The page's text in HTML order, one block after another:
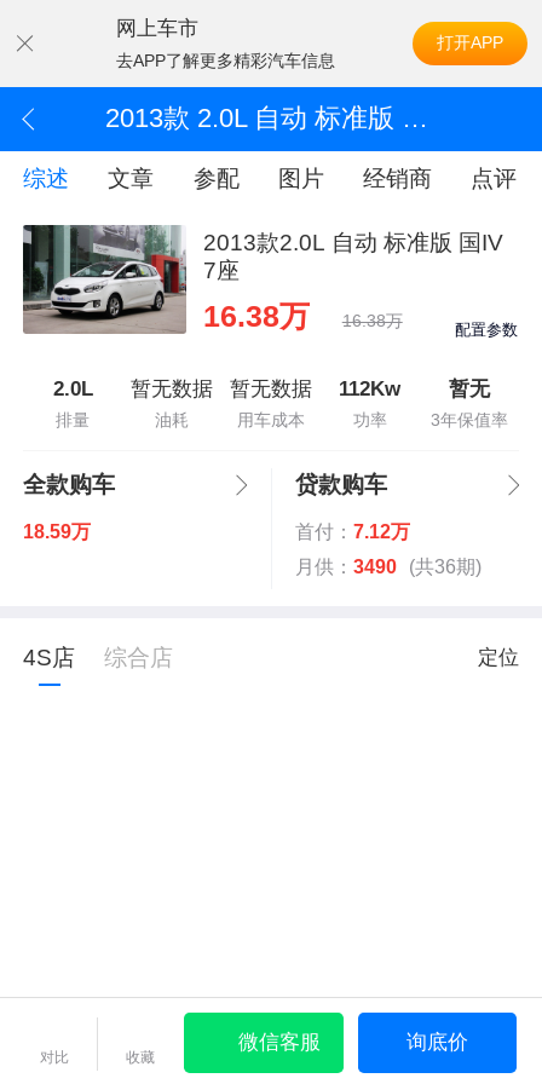
网上车市
去APP了解更多精彩汽车信息
打开APP
2013款 2.0L 自动 标准版 国IV 7座
综述 文章 参配 图片 经销商 点评
2013款2.0L 自动 标准版 国IV
7座
16.38万 16.38万 配置参数
2.0L
排量
暂无数据
油耗
暂无数据
用车成本
112Kw
功率
暂无
3年保值率
全款购车
18.59万
贷款购车
首付： 7.12万
月供： 3490 (共36期)
4S店 综合店 定位
对比 收藏
微信客服 询底价